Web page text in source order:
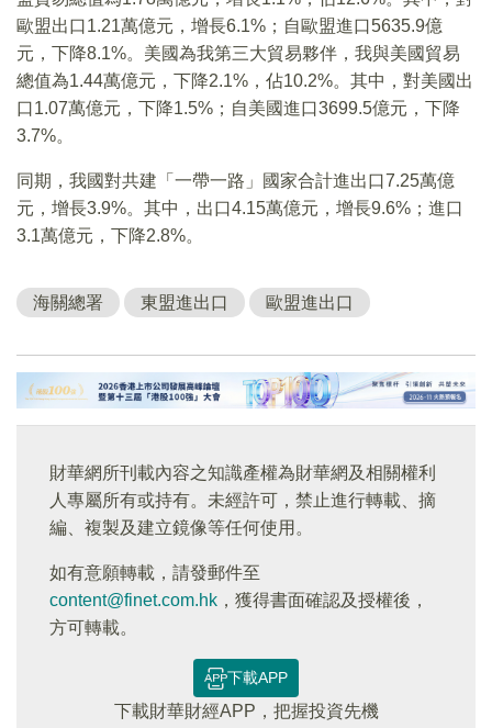
歐盟出口1.21萬億元，增長6.1%；自歐盟進口5635.9億
元，下降8.1%。美國為我第三大貿易夥伴，我與美國貿易
總值為1.44萬億元，下降2.1%，佔10.2%。其中，對美國出
口1.07萬億元，下降1.5%；自美國進口3699.5億元，下降
3.7%。
同期，我國對共建「一帶一路」國家合計進出口7.25萬億
元，增長3.9%。其中，出口4.15萬億元，增長9.6%；進口
3.1萬億元，下降2.8%。
海關總署 東盟進出口 歐盟進出口
財華網所刊載內容之知識產權為財華網及相關權利
人專屬所有或持有。未經許可，禁止進行轉載、摘
編、複製及建立鏡像等任何使用。
如有意願轉載，請發郵件至
content@finet.com.hk ，獲得書面確認及授權後，
方可轉載。
下載APP
下載財華財經APP，把握投資先機